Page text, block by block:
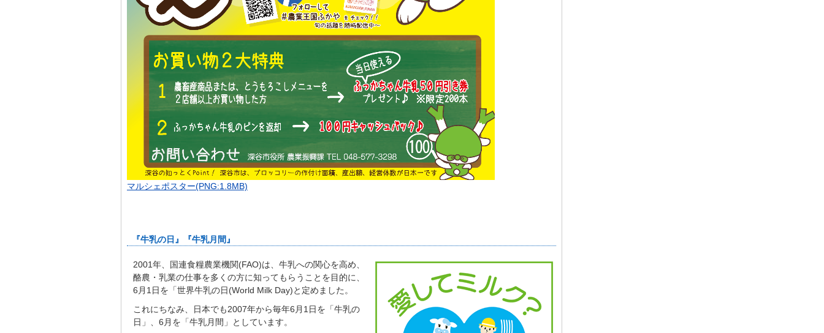
マルシェポスター(PNG:1.8MB)
『牛乳の日』『牛乳月間』
2001年、国連食糧農業機関(FAO)は、牛乳への関心を高め、
酪農・乳業の仕事を多くの方に知ってもらうことを目的に、
6月1日を「世界牛乳の日(World Milk Day)と定めました。
これにちなみ、日本でも2007年から毎年6月1日を「牛乳の
日」、6月を「牛乳月間」としています。